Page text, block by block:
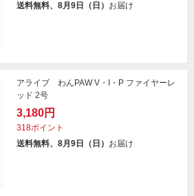
送料無料、8月9日（日） お届け
アライブ わんPAW V・I・P ファイヤーレ
ッド 2号
3,180円
318ポイント
送料無料、8月9日（日） お届け